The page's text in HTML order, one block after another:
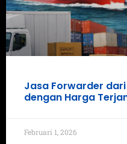
Jasa Forwarder
dengan Harga
Februari 1, 2026